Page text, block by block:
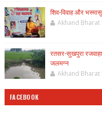
शिव-विवाह और
Akhand Bharat
रतसर-सुखपुरा
जलमग्न
Akhand Bharat
FACEBOOK